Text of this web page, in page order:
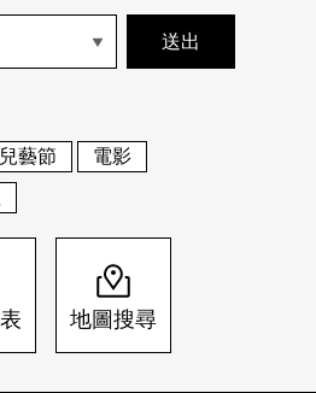
English
登入/註冊
兒藝節
電影
地圖搜尋